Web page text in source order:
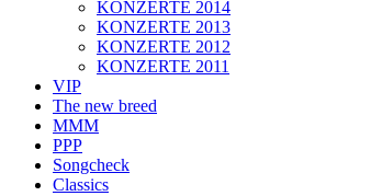
KONZERTE 2014
KONZERTE 2013
KONZERTE 2012
KONZERTE 2011
VIP
The new breed
MMM
PPP
Songcheck
Classics